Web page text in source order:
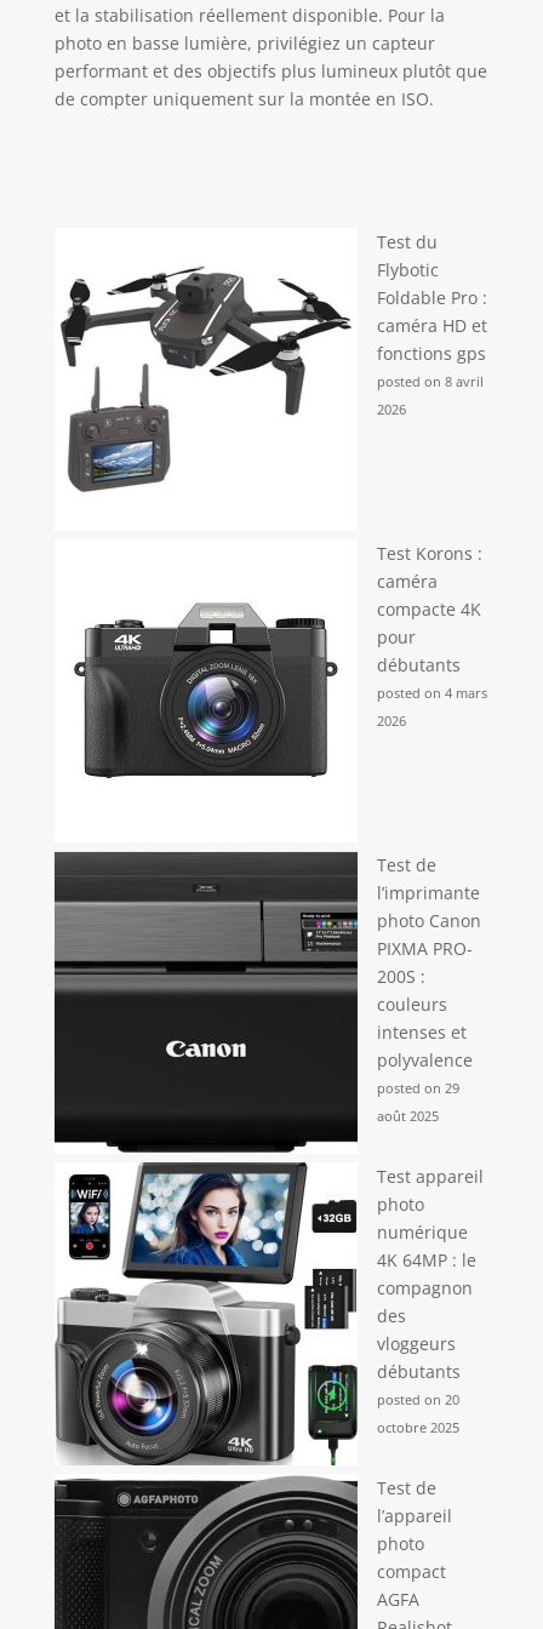
chargeur (un chargeur USB de 1,5 A est
recommandé), câble USB-C.
et la stabilisation réellement disponible. Pour la
photo en basse lumière, privilégiez un capteur
performant et des objectifs plus lumineux plutôt que
de compter uniquement sur la montée en ISO.
Test du
Flybotic
Foldable Pro :
caméra HD et
fonctions gps
posted on 8 avril
2026
Test Korons :
caméra
compacte 4K
pour
débutants
posted on 4 mars
2026
Test de
l’imprimante
photo Canon
PIXMA PRO-
200S :
couleurs
intenses et
polyvalence
posted on 29
août 2025
Test appareil
photo
numérique
4K 64MP : le
compagnon
des
vloggeurs
débutants
posted on 20
octobre 2025
Test de
l’appareil
photo
compact
AGFA